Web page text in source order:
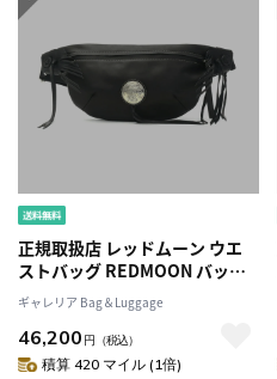
正規取扱店 レッドムーン ウエ
ストバッグ REDMOON バッグ
ボディバッグ メンズ レディー
ス レザー 本革 牛革 バイク RM-
MOS
ギャレリア Bag＆Luggage
46,200 円 （税込）
積算 420 マイル (1倍)